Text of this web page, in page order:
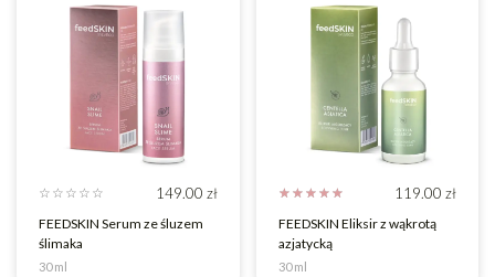
Nie
Po
konsultacji
Tak
☆ ☆ ☆ ☆ ☆ 149.00 zł
FEEDSKIN Serum ze śluzem
ślimaka
30 ml
☆ ☆ ☆ ☆ ☆ 119.00 zł
FEEDSKIN Eliksir z wąkrotą
azjatycką
30 ml